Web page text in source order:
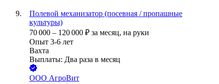
Полевой механизатор (посевная / пропашные
культуры)
70 000 – 120 000 ₽ за месяц, на руки
Опыт 3-6 лет
Вахта
Выплаты: Два раза в месяц
ООО АгроВит